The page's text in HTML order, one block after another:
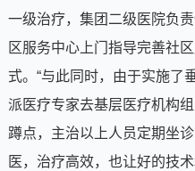
一级治疗，集团二级医院负
区服务中心上门指导完善社
式。“与此同时，由于实施了
派医疗专家去基层医疗机构
蹲点，主治以上人员定期坐
医，治疗高效，也让好的技